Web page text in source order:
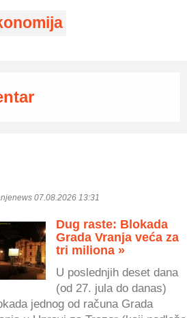
07.08.2026 13:31
Dug raste: Blokada
Grada Vranja veća za
tri miliona »
U poslednjih deset dana
(od 27. jula do danas)
jednog od računa Grada